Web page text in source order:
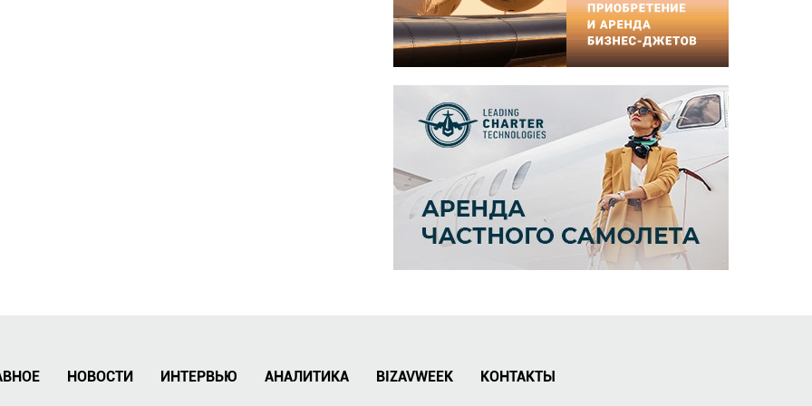
НОВОСТИ ИНТЕРВЬЮ АНАЛИТИКА BIZAVWEEK КОНТАКТЫ